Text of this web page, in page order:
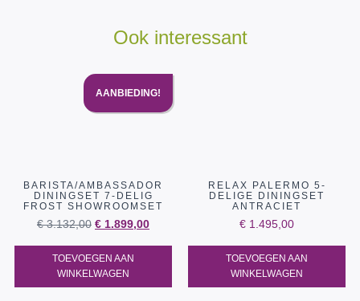
Ook interessant
AANBIEDING!
BARISTA/AMBASSADOR
DININGSET 7-DELIG
FROST SHOWROOMSET
€3.132,00 € 1.899,00
TOEVOEGEN AAN
WINKELWAGEN
RELAX PALERMO 5-
DELIGE DININGSET
ANTRACIET
€ 1.495,00
TOEVOEGEN AAN
WINKELWAGEN